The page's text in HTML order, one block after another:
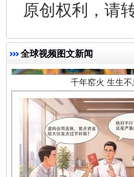
原创权利，请
全球视频图文新闻
千年窑火 生生不
揭开“小金库”的免